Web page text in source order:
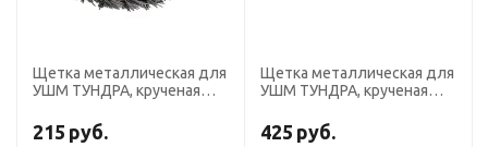
Щетка металлическая для
УШМ ТУНДРА, крученая
65 мм
215 руб.
Щетка металлическая для
УШМ ТУНДРА, крученая
посадка 22 мм, 175 мм
425 руб.